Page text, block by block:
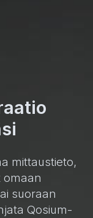
mittaustieto,
suoraan
Qosium-